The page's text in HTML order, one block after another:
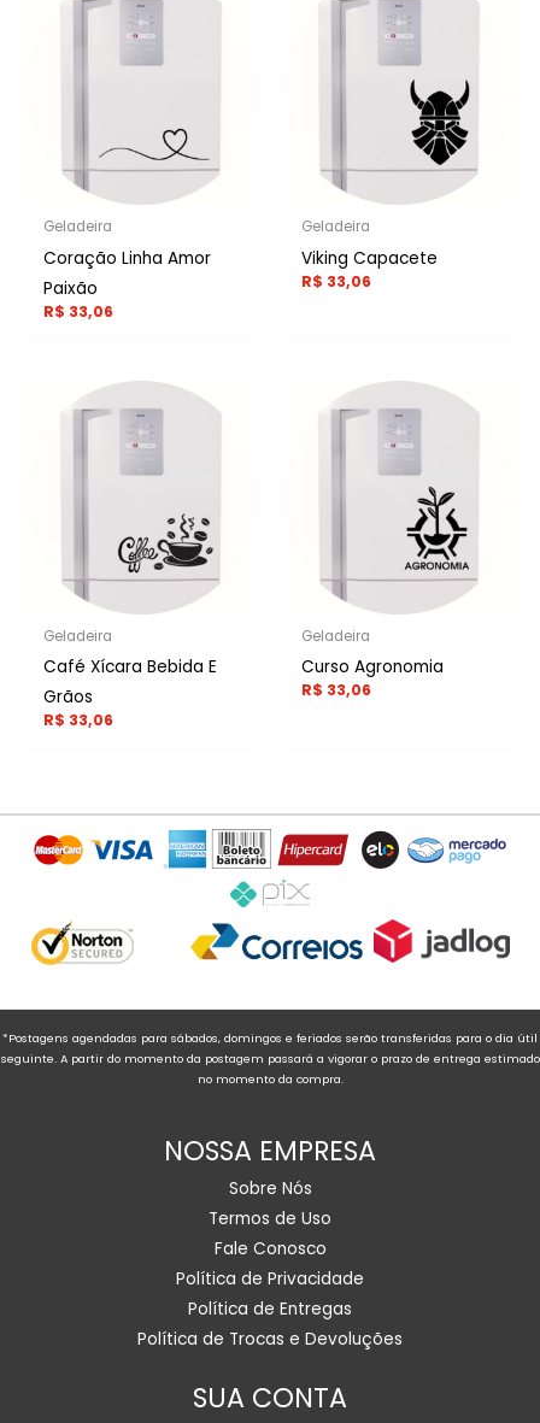
Geladeira
Coração Linha Amor
Paixão
R$ 33,06
Geladeira
Viking Capacete
R$ 33,06
Geladeira
Café Xícara Bebida E
Grãos
R$ 33,06
Geladeira
Curso Agronomia
R$ 33,06
*Postagens agendadas para sábados, domingos e feriados serão transferidas para o dia útil
seguinte. A partir do momento da postagem passará a vigorar o prazo de entrega estimado
no momento da compra.
NOSSA EMPRESA
Sobre Nós
Termos de Uso
Fale Conosco
Política de Privacidade
Política de Entregas
Política de Trocas e Devoluções
SUA CONTA